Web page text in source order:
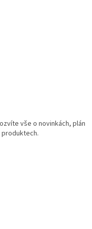
vše o novinkách, plán
produktech.